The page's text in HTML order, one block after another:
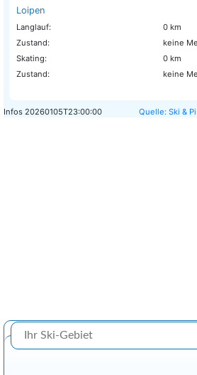
Loipen
Langlauf:
0 km
Zustand:
keine
Skating:
0 km
Zustand:
keine
Infos 20260105T23:00:00 Quelle: Ski &